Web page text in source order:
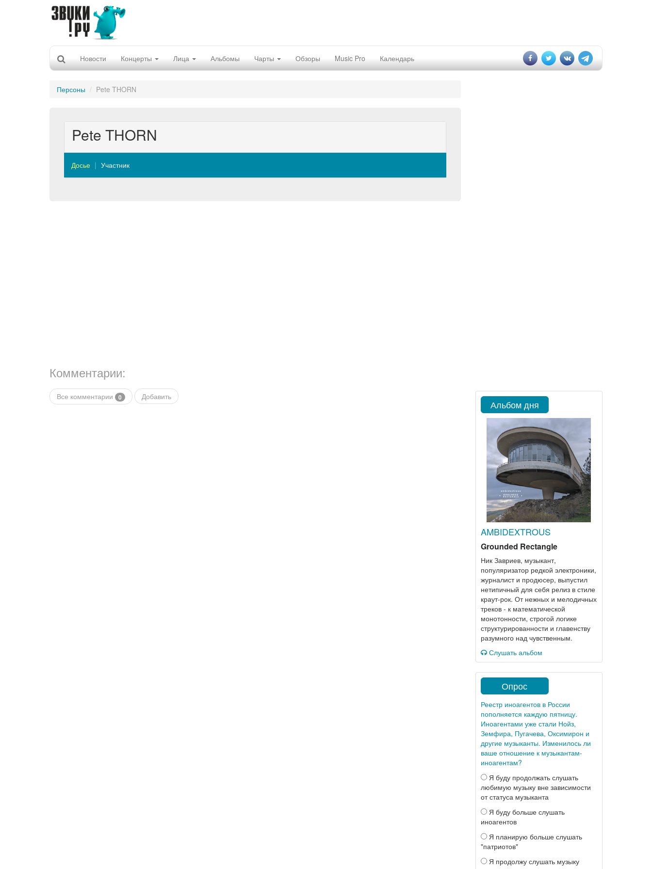
Новости Концерты Лица Альбомы Чарты Обзоры Music Pro Календарь
Персоны Pete THORN
Pete THORN
Досье Участник
Комментарии:
Все комментарии 0 Добавить
Альбом дня
AMBIDEXTROUS
Grounded Rectangle
Ник Завриев, музыкант,
популяризатор редкой электроники,
журналист и продюсер, выпустил
нетипичный для себя релиз в стиле
краут-рок. От нежных и мелодичных
треков - к математической
монотонности, строгой логике
структурированности и главенству
разумного над чувственным.
Слушать альбом
Опрос
Реестр иноагентов в России
пополняется каждую пятницу.
Иноагентами уже стали Нойз,
Земфира, Пугачева, Оксимирон и
другие музыканты. Изменилось ли
ваше отношение к музыкантам-
иноагентам?
Я буду продолжать слушать
любимую музыку вне зависимости
от статуса музыканта
Я буду больше слушать
иноагентов
Я планирую больше слушать
"патриотов"
Я продолжу слушать музыку